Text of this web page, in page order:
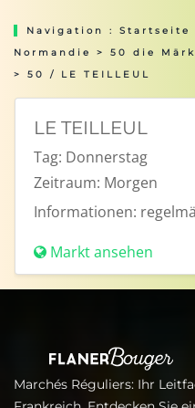
Navigation : Startseite
Normandie
> 50 die
> 50 / LE TEILLEUL
LE TEILLEUL
Tag: Donnerstag
Zeitraum: Morgen
Informationen:
Markt ansehen
Marchés Réguliers: Ihr